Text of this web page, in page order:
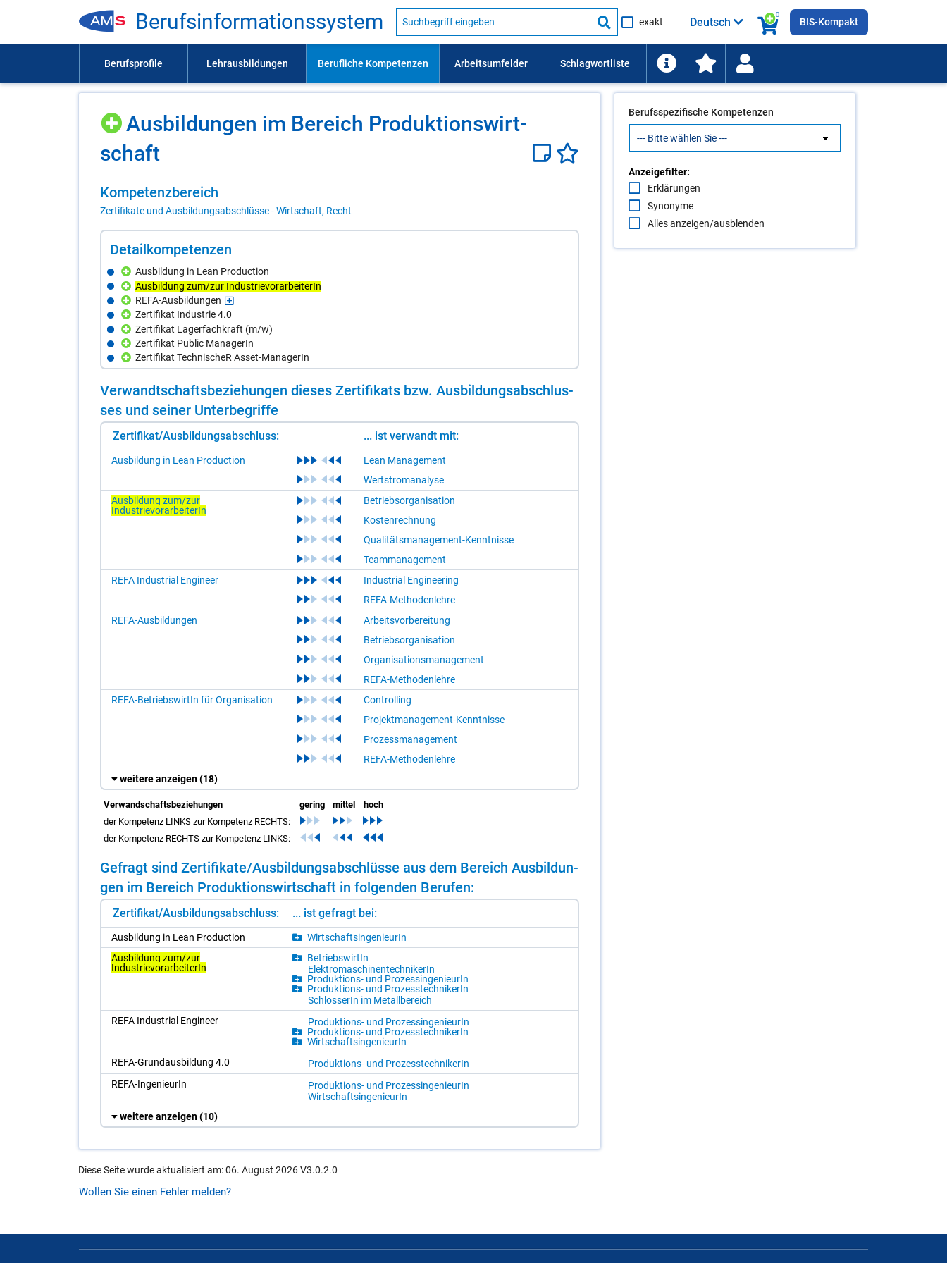
Be­rufs­in­for­ma­ti­ons­sys­tem
Suche
nach
Lehrausbildung,
usw.
Suche
starten
exakt
0
Deutsch BIS-Kompakt
Aus­bil­dun­gen im Be­reich Pro­duk­ti­ons­wirt­
schaft
Kom­pe­tenz­be­reich
Zertifikate und Ausbildungsabschlüsse - Wirtschaft, Recht
De­tail­kom­pe­ten­zen
Ausbildung in Lean Production
Ausbildung zum/zur IndustrievorarbeiterIn
REFA-Ausbildungen
Zertifikat Industrie 4.0
Zertifikat Lagerfachkraft (m/w)
Zertifikat Public ManagerIn
Zertifikat TechnischeR Asset-ManagerIn
Ver­wandt­schafts­be­zie­hun­gen die­ses Zer­ti­fi­kats bzw. Aus­bil­dungs­ab­schlus­
ses und sei­ner Un­ter­be­grif­fe
Zertifikat/Ausbildungsabschluss: ... ist verwandt mit:
Ausbildung in Lean Production
Lean Management
Wertstromanalyse
Ausbildung zum/zur
IndustrievorarbeiterIn
Betriebsorganisation
Kostenrechnung
Qualitätsmanagement-Kenntnisse
Teammanagement
REFA Industrial Engineer
Industrial Engineering
REFA-Methodenlehre
REFA-Ausbildungen
Arbeitsvorbereitung
Betriebsorganisation
Organisationsmanagement
REFA-Methodenlehre
REFA-BetriebswirtIn für Organisation
Controlling
Projektmanagement-Kenntnisse
Prozessmanagement
REFA-Methodenlehre
weitere anzeigen(18)
Verwandschaftsbeziehungen gering mittel
hoch
der Kompetenz LINKS zur Kompetenz RECHTS:
der Kompetenz RECHTS zur Kompetenz LINKS:
Ge­fragt sind Zer­ti­fi­ka­te/​Aus­bil­dungs­ab­schlüs­se aus dem Be­reich Aus­bil­dun­
gen im Be­reich Pro­duk­ti­ons­wirt­schaft in fol­gen­den Be­ru­fen:
Zertifikat/Ausbildungsabschluss: ... ist gefragt bei:
Aus­bil­dung in Lean Pro­duc­tion
Wirt­schafts­in­ge­nieu­rIn
Ausbildung zum/zur
IndustrievorarbeiterIn
Be­triebs­wir­tIn
Elek­tro­ma­schi­nen­tech­ni­ke­rIn
Pro­duk­ti­ons- und Pro­zes­sin­ge­nieu­rIn
Pro­duk­ti­ons- und Pro­zess­tech­ni­ke­rIn
Schlos­se­rIn im Me­tall­be­reich
REFA In­dus­tri­al En­gi­neer
Pro­duk­ti­ons- und Pro­zes­sin­ge­nieu­rIn
Pro­duk­ti­ons- und Pro­zess­tech­ni­ke­rIn
Wirt­schafts­in­ge­nieu­rIn
REFA-Grund­aus­bil­dung 4.0
Pro­duk­ti­ons- und Pro­zess­tech­ni­ke­rIn
REFA-In­ge­nieu­rIn
Pro­duk­ti­ons- und Pro­zes­sin­ge­nieu­rIn
Wirt­schafts­in­ge­nieu­rIn
weitere anzeigen(10)
Berufsspezifische Kompetenzen
Anzeigefilter:
Erklärungen
Synonyme
Alles anzeigen/ausblenden
Diese Seite wurde aktualisiert am: 06. August 2026 V3.0.2.0
Wollen Sie einen Fehler melden?